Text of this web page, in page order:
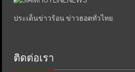
ประเด็นข่าวร้อน ข่าวฮอตทั่วไทย.
ติดต่อเรา